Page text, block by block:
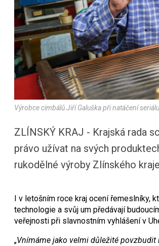
Výrobce cimbálů Jiří Galuška při natáčení
ZLÍNSKÝ KRAJ - Krajská rada
právo užívat na svých
rukodělné výroby Zlínského
I v letošním roce kraj ocení řemeslníky,
technologie a svůj um předávají
veřejnosti při slavnostním vyhlášení v
„Vnímáme jako velmi důležité